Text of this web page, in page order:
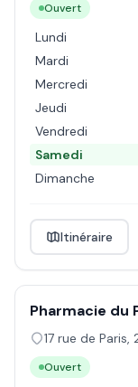
Ouvert
Lundi
Mardi
Mercredi
Jeudi
Vendredi
Samedi
Dimanche
Itinéraire
Pharmacie du
17 rue de Paris,
Ouvert